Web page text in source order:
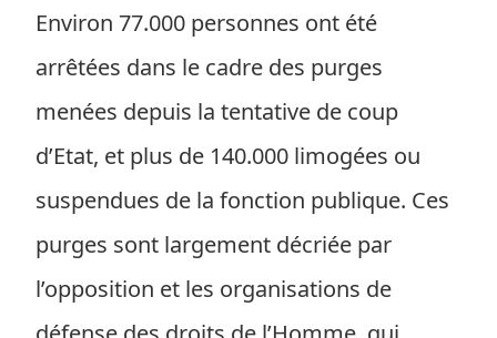
Environ 77.000 personnes ont été
arrêtées dans le cadre des purges
menées depuis la tentative de coup
d’Etat, et plus de 140.000 limogées ou
suspendues de la fonction publique. Ces
purges sont largement décriée par
l’opposition et les organisations de